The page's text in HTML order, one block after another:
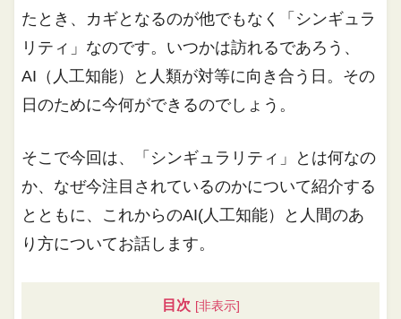
たとき、カギとなるのが他でもなく「シンギュラ
リティ」なのです。いつかは訪れるであろう、
AI（人工知能）と人類が対等に向き合う日。その
日のために今何ができるのでしょう。
そこで今回は、「シンギュラリティ」とは何なの
か、なぜ今注目されているのかについて紹介する
とともに、これからのAI(人工知能）と人間のあ
り方についてお話します。
目次